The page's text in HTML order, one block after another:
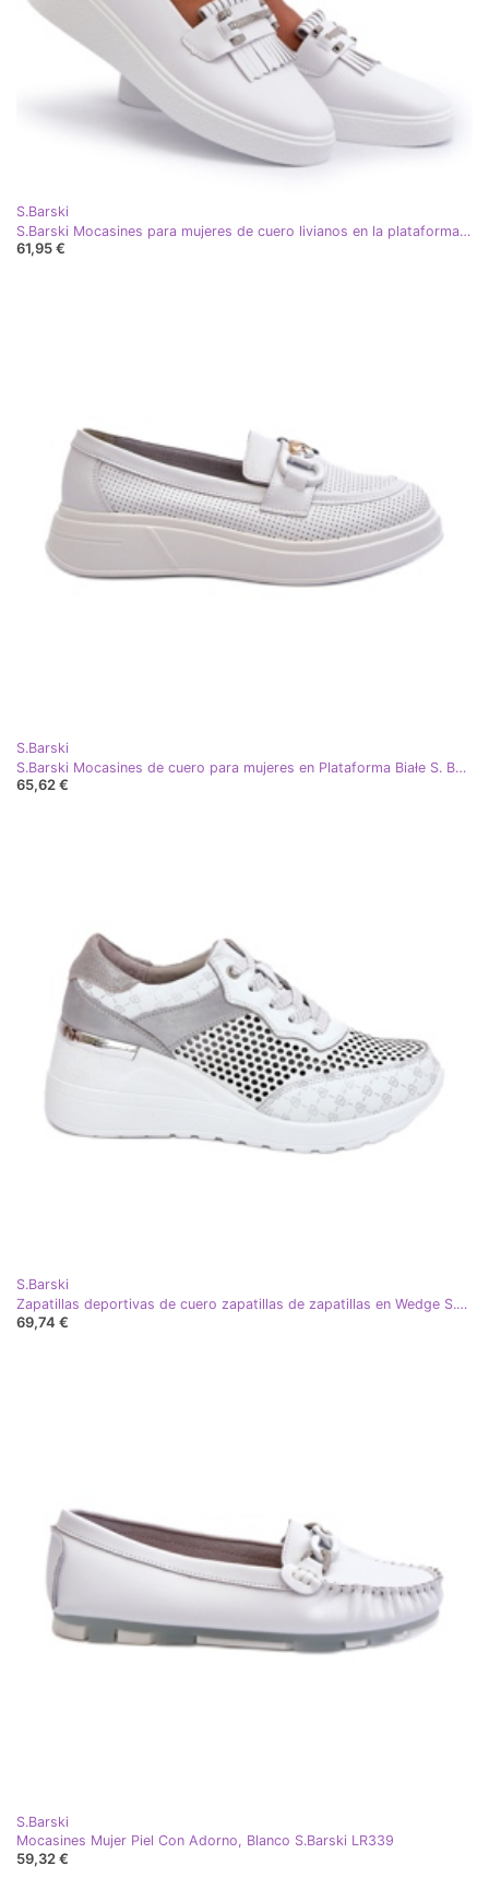
S.Barski
S.Barski Mocasines para mujeres de cuero livianos en la plataforma Białe S. Barski LR590 blanco
61,95 €
S.Barski
S.Barski Mocasines de cuero para mujeres en Plataforma Białe S. Barski LR720 con un adorno blanco
65,62 €
S.Barski
Zapatillas deportivas de cuero zapatillas de zapatillas en Wedge S.barski LR51-641 White blanco
69,74 €
S.Barski
Mocasines Mujer Piel Con Adorno, Blanco S.Barski LR339
59,32 €